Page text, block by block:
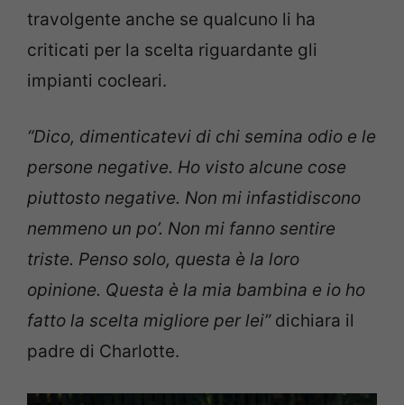
travolgente anche se qualcuno li ha
criticati per la scelta riguardante gli
impianti cocleari.
“Dico, dimenticatevi di chi semina odio e le
persone negative. Ho visto alcune cose
piuttosto negative. Non mi infastidiscono
nemmeno un po’. Non mi fanno sentire
triste. Penso solo, questa è la loro
opinione. Questa è la mia bambina e io ho
fatto la scelta migliore per lei”dichiara il
padre di Charlotte.